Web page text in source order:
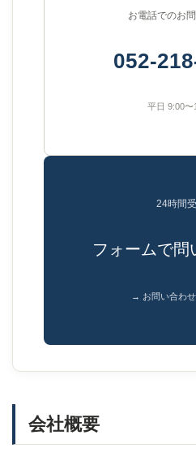
お電話でのお
052-
平日 9:00〜
24時間
フォームで問
→ お問い合わ
会社概要